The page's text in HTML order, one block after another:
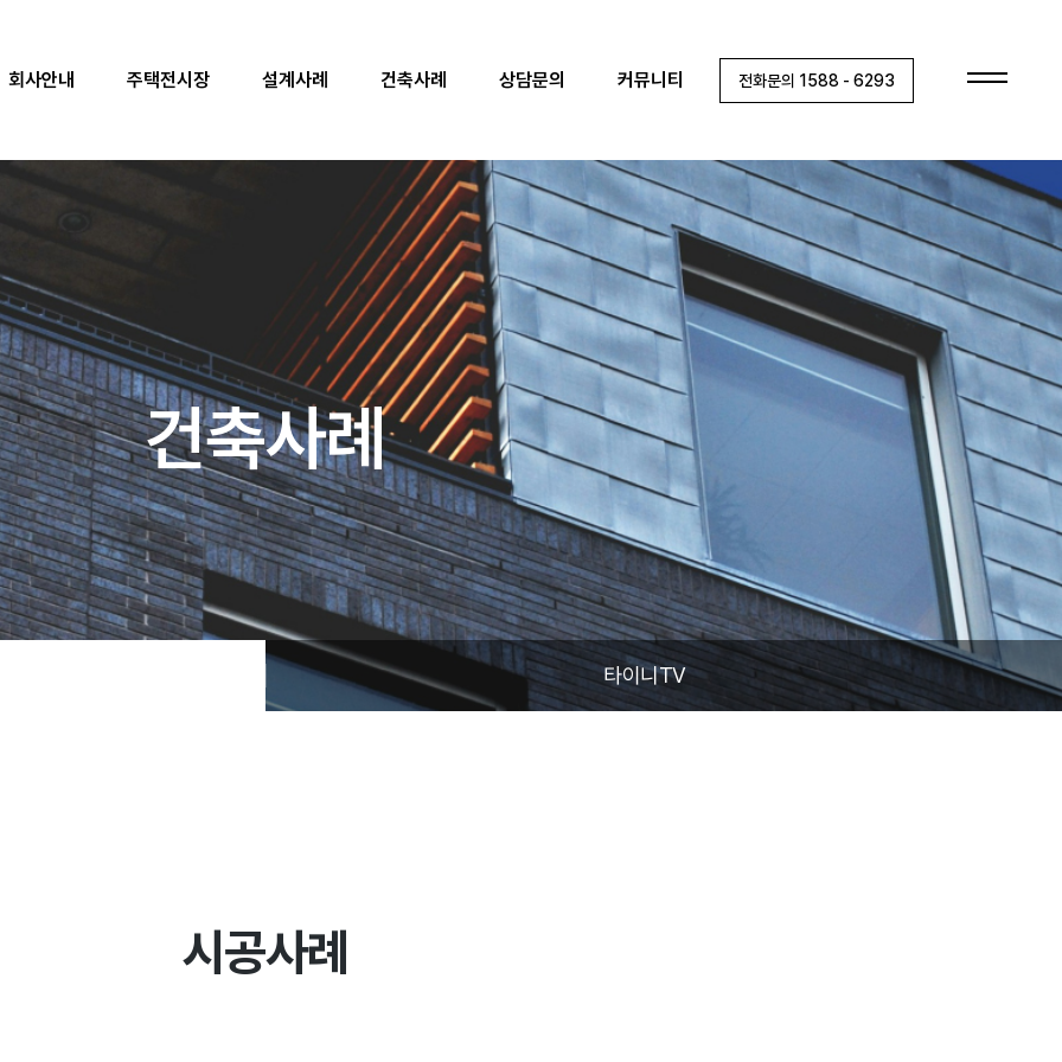
회사안내 주택전시장 설계사례 건축사례 상담문의 커뮤니티 전화문의 1588 - 6293
오시는 길
주택전시장
본사전시장
방문예약
설계사례
설계사례
건축문의
A/S문의
협력사/목수팀 지원
커뮤니티
공지사항
이벤트
건축뉴스
건축사례
타이니TV
시공사례